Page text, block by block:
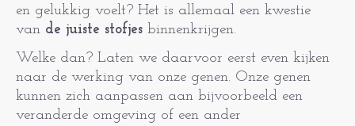
en gelukkig voelt? Het is allemaal een kwestie
van de juiste stofjes binnenkrijgen.
Welke dan? Laten we daarvoor eerst even kijken
naar de werking van onze genen. Onze genen
kunnen zich aanpassen aan bijvoorbeeld een
veranderde omgeving of een ander